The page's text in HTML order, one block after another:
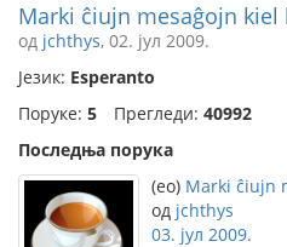
Marki ĉiujn mesaĝojn kiel
од jchthys, 02. јул 2009.
Језик: Esperanto
Поруке: 5 Прегледи: 40992
Последња порука
(eo) Marki ĉiujn
од jchthys
03. јул 2009.